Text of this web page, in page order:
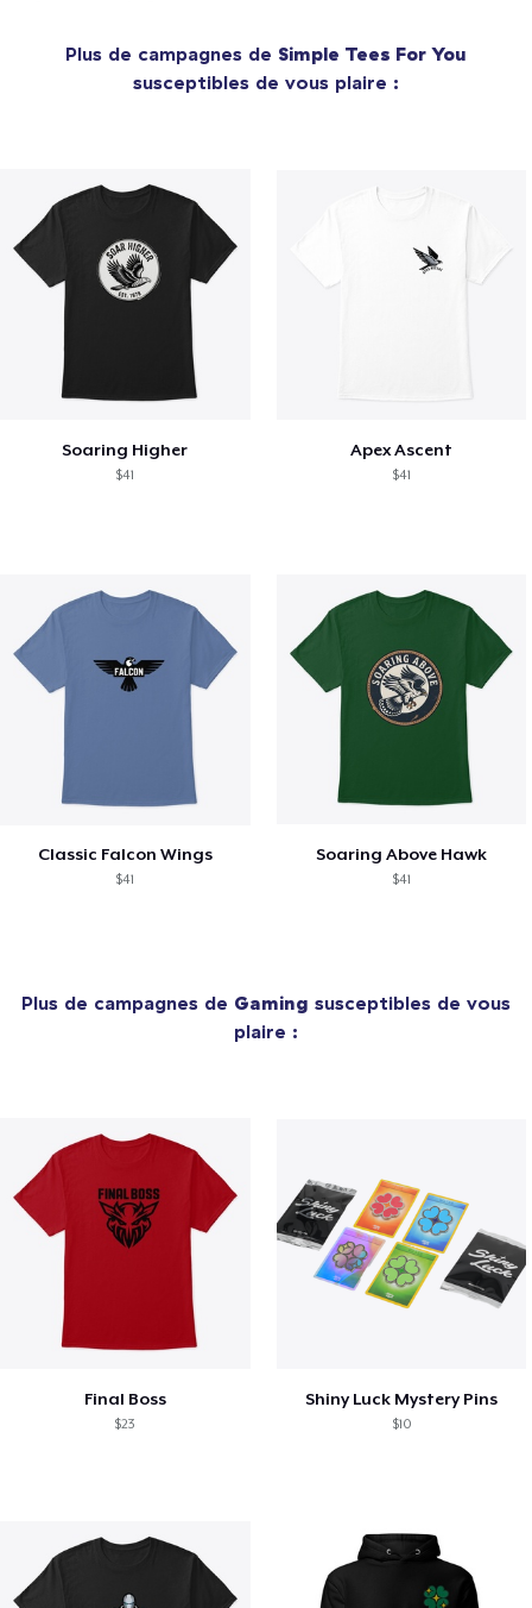
Plus de campagnes de Simple Tees For You
susceptibles de vous plaire :
Soaring Higher
$41
Apex Ascent
$41
Classic Falcon Wings
$41
Soaring Above Hawk
$41
Plus de campagnes de Gaming susceptibles de vous
plaire :
Final Boss
$23
Shiny Luck Mystery Pins
$10